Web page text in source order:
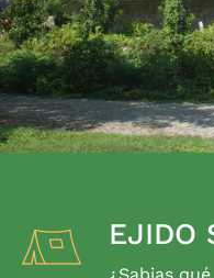
EJIDO